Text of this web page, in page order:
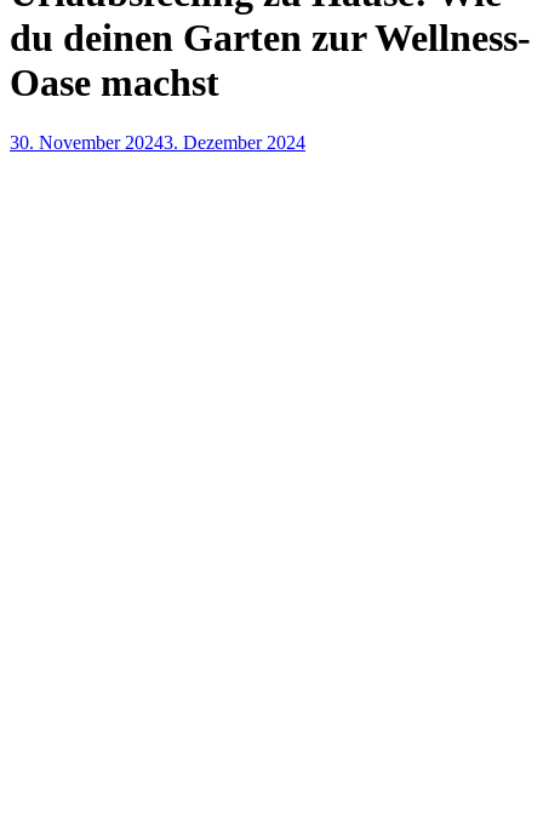
du deinen Garten zur Wellness-
Oase machst
30. November 20243. Dezember 2024